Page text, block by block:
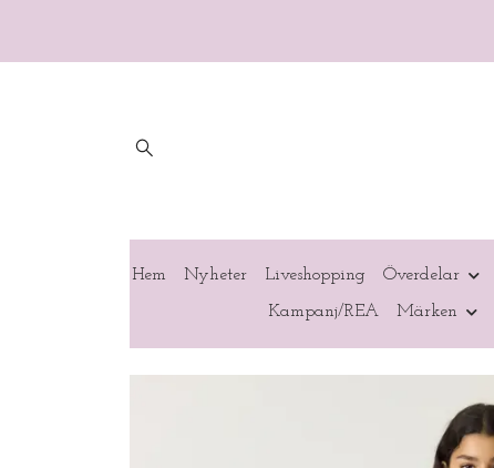
Hem Nyheter Liveshopping Överdelar
Kampanj/REA Märken